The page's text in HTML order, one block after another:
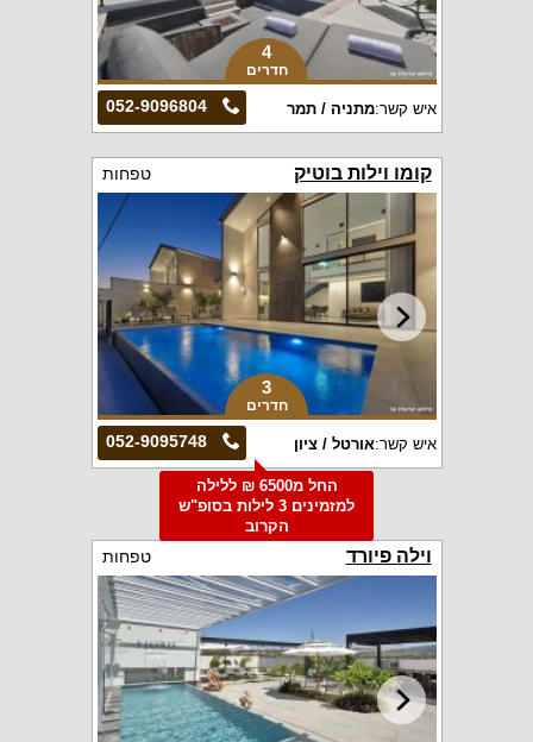
4
חדרים
052-9096804 איש קשר:מתניה / תמר
קומו וילות בוטיק טפחות
3
חדרים
052-9095748 איש קשר:אורטל / ציון
החל מ6500 ₪ ללילה
למזמינים 3 לילות בסופ"ש
הקרוב
וילה פיורד טפחות